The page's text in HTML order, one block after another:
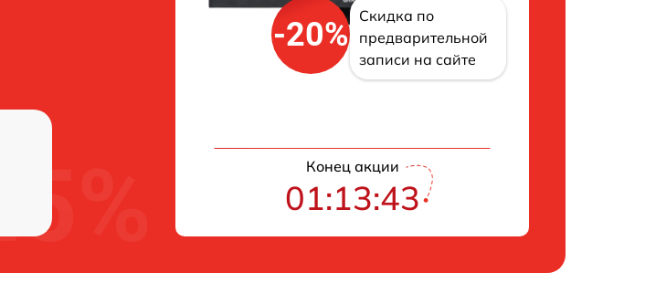
-20%
Скидка по
предварительной
записи на сайте
Конец акции
01:13:42